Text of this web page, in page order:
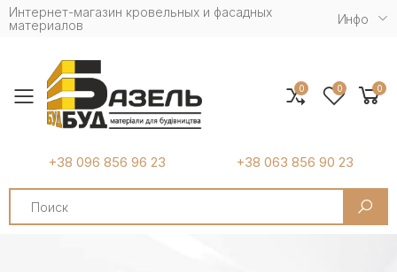
Интернет-магазин кровельных и фасадных
материалов
Инфо
Toggle mobile menu
+38 096 856 96 23 +38 063 856 90 23
Search
0 0 0